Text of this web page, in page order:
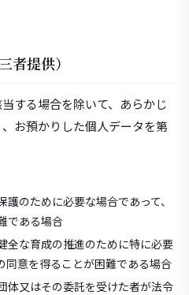
者提供）
する場合を除いて、あらかじ
お預かりした個人データを第
のために必要な場合であって、
である場合
全な育成の推進のために特に必要
同意を得ることが困難である場合
体又はその委託を受けた者が法令